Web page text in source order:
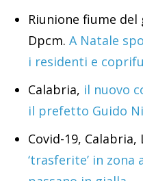
Riunione fiume
Dpcm. A Natale
i residenti e
Calabria, il nuovo
il prefetto Guido
Covid-19,
‘trasferite’ in zona